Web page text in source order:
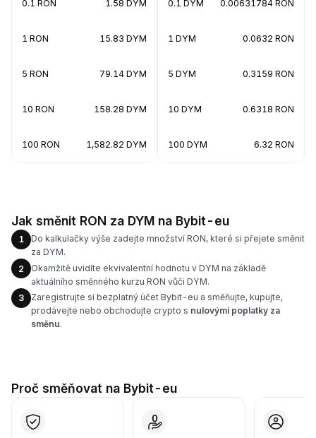
0.1 RON 1.58 DYM
1 RON 15.83 DYM
5 RON 79.14 DYM
10 RON 158.28 DYM
100 RON 1,582.82 DYM
0.1 DYM 0.00631784 RON
1 DYM 0.0632 RON
5 DYM 0.3159 RON
10 DYM 0.6318 RON
100 DYM 6.32 RON
Jak směnit RON za DYM na Bybit-eu
1
Do kalkulačky výše zadejte množství RON, které si přejete směnit
za DYM.
2
Okamžitě uvidíte ekvivalentní hodnotu v DYM na základě
aktuálního směnného kurzu RON vůči DYM.
3
Zaregistrujte si bezplatný účet Bybit-eu a směňujte, kupujte,
prodávejte nebo obchodujte crypto s nulovými poplatky za
směnu.
Proč směňovat na Bybit-eu